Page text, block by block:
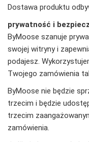
Dostawa produktu
prywatność i
ByMoose szanuje
swojej witryny i
podajesz.
Twojego zamówienia
ByMoose nie będzie
trzecim i będzie
trzecim
zamówienia.